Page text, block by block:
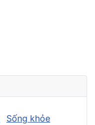
Sống khỏe